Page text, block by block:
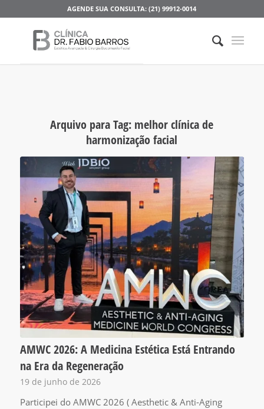
AGENDE SUA CONSULTA: (21) 99912-0014
Arquivo para Tag: melhor clínica de
harmonização facial
AMWC 2026: A Medicina Estética Está Entrando
na Era da Regeneração
19 de junho de 2026
Participei do AMWC 2026 ( Aesthetic & Anti-Aging